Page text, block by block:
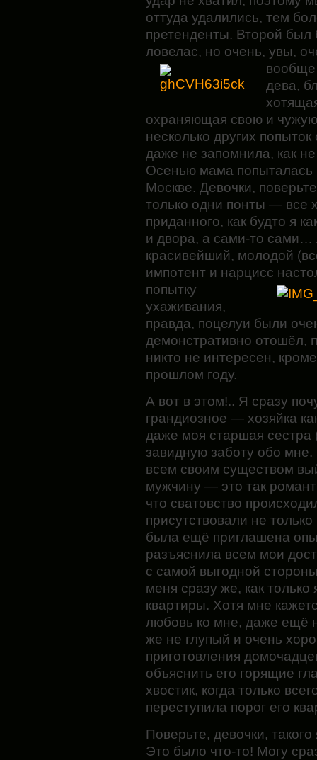
оттуда удалились, тем
претенденты. Второй
ловелас, но очень, увы,
вообще
дева,
охраняющая свою и
несколько других
даже не запомнила, как
Осенью мама
Москве. Девочки,
только одни понты — все
приданного, как будто я
и двора, а сами-то сами…
красивейший, молодой
импотент и нарцисс
попытку
ухаживания,
правда, поцелуи были
демонстративно отошёл,
никто не интересен,
прошлом году.
А вот в этом!.. Я сразу
грандиозное — хозяйка
даже моя старшая сестра
завидную заботу обо
всем своим существом
мужчину — это так
что сватовство
присутствовали не
была ещё приглашена
разъяснила всем мои
с самой выгодной
меня сразу же, как только
квартиры. Хотя мне
любовь ко мне, даже ещё
же не глупый и очень
приготовления
объяснить его горящие
хвостик, когда только
переступила порог его
Поверьте, девочки,
Это было что-то! Могу